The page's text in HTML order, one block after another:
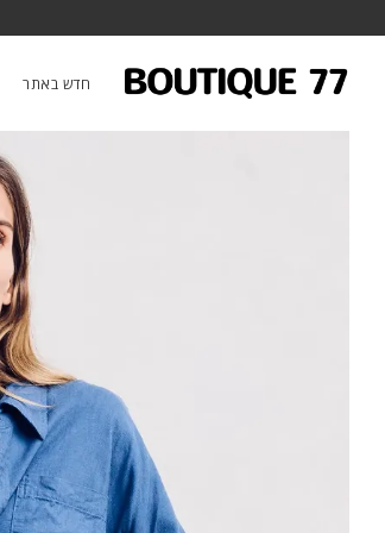
חדש באתר
ראשי / ביגוד / טופים / חולצה Sutton Button Front